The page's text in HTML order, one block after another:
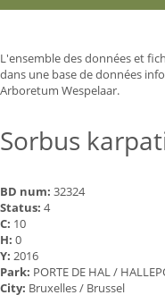
o
n
t
e
t
L'ensemble des données et
dans une base de données
Arboretum Wespelaar.
Sorbus
BD num: 32324
Status: 4
C: 10
H: 0
Y: 2016
Park: PORTE DE HAL /
City: Bruxelles / Brussel